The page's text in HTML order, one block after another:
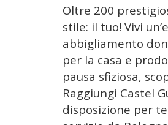
Oltre 200
stile: il tuo! Vivi
abbigliamento
per la casa e
pausa sfiziosa,
Raggiungi Castel
disposizione per